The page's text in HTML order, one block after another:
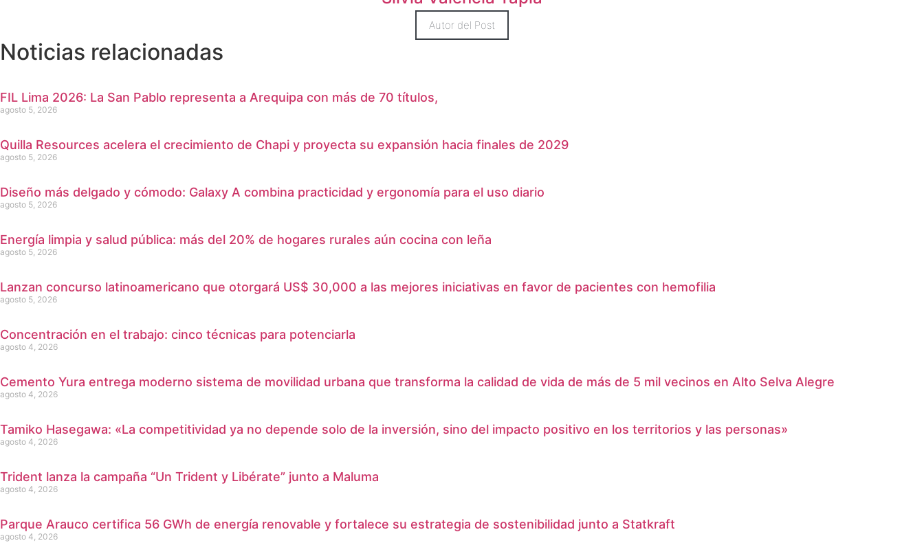
Autor del Post
Noticias relacionadas
FIL Lima 2026: La San Pablo representa a Arequipa con más de 70 títulos,
agosto 5, 2026
Quilla Resources acelera el crecimiento de Chapi y proyecta su expansión hacia finales de 2029
agosto 5, 2026
Diseño más delgado y cómodo: Galaxy A combina practicidad y ergonomía para el uso diario
agosto 5, 2026
Energía limpia y salud pública: más del 20% de hogares rurales aún cocina con leña
agosto 5, 2026
Lanzan concurso latinoamericano que otorgará US$ 30,000 a las mejores iniciativas en favor de pacientes con hemofilia
agosto 5, 2026
Concentración en el trabajo: cinco técnicas para potenciarla
agosto 4, 2026
Cemento Yura entrega moderno sistema de movilidad urbana que transforma la calidad de vida de más de 5 mil vecinos en Alto Selva Alegre
agosto 4, 2026
Tamiko Hasegawa: «La competitividad ya no depende solo de la inversión, sino del impacto positivo en los territorios y las personas»
agosto 4, 2026
Trident lanza la campaña “Un Trident y Libérate” junto a Maluma
agosto 4, 2026
Parque Arauco certifica 56 GWh de energía renovable y fortalece su estrategia de sostenibilidad junto a Statkraft
agosto 4, 2026